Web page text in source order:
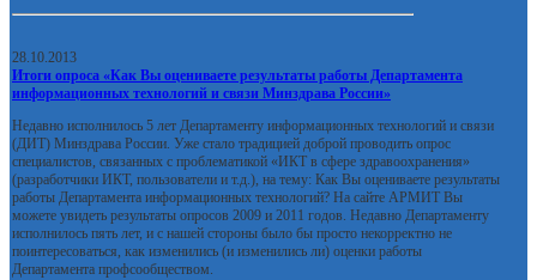
28.10.2013
Итоги опроса «Как Вы оцениваете результаты работы Департамента
информационных технологий и связи Минздрава России»
Недавно исполнилось 5 лет Департаменту информационных технологий и связи
(ДИТ) Минздрава России. Уже стало традицией доброй проводить опрос
специалистов, связанных с проблематикой «ИКТ в сфере здравоохранения»
(разработчики ИКТ, пользователи и т.д.), на тему: Как Вы оцениваете результаты
работы Департамента информационных технологий? На сайте АРМИТ Вы
можете увидеть результаты опросов 2009 и 2011 годов. Недавно Департаменту
исполнилось пять лет, и с нашей стороны было бы просто некорректно не
поинтересоваться, как изменились (и изменились ли) оценки работы
Департамента профсообществом.